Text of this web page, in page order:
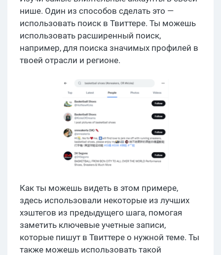
нише. Один из способов сделать это —
использовать поиск в Твиттере. Ты можешь
использовать расширенный поиск,
например, для поиска значимых профилей в
твоей отрасли и регионе.
Как ты можешь видеть в этом примере,
здесь использовали некоторые из лучших
хэштегов из предыдущего шага, помогая
заметить ключевые учетные записи,
которые пишут в Твиттере о нужной теме. Ты
также можешь использовать такой